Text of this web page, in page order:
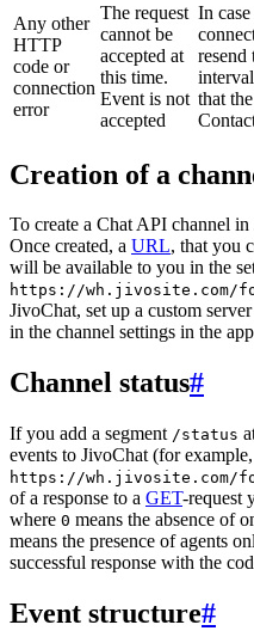
Any other
HTTP
code or
connection
error
The request
cannot be
accepted at
this time.
Event is not
accepted
In
resend
that
Creation of a
To create a Chat API channel
Once created, a URL, that you
will be available to you in the
https://wh.jivosite.com/
JivoChat, set up a custom
in the channel settings in the
Channel status#
If you add a segment /status
events to JivoChat (for example,
https://wh.jivosite.com/
of a response to a GET-request
where 0 means the absence of
means the presence of agents
successful response with the
Event structure#